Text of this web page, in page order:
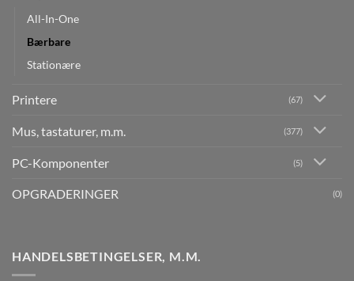
All-In-One
Bærbare
Stationære
Printere (67)
Mus, tastaturer, m.m. (377)
PC-Komponenter (5)
OPGRADERINGER (0)
HANDELSBETINGELSER, M.M.